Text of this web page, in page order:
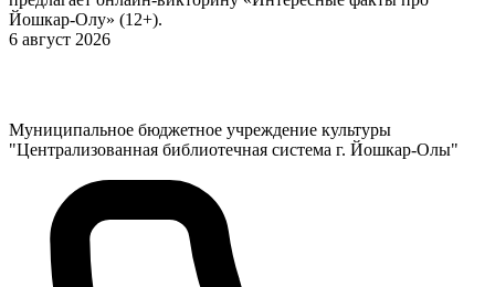
Йошкар-Олу» (12+).
6 август 2026
Муниципальное бюджетное учреждение культуры
"Централизованная библиотечная система г. Йошкар-Олы"